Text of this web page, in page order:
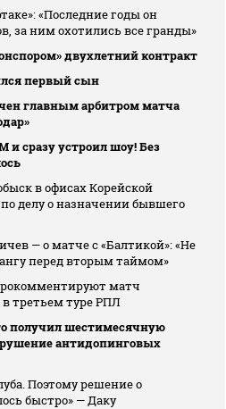
«Последние годы он
за ним охотились все гранды»
двухлетний контракт
первый сын
главным арбитром матча
и сразу устроил шоу! Без
в офисах Корейской
делу о назначении бывшего
— о матче с «Балтикой»: «Не
перед вторым таймом»
матч
в третьем туре РПЛ
получил шестимесячную
антидопинговых
Поэтому решение о
быстро» — Даку